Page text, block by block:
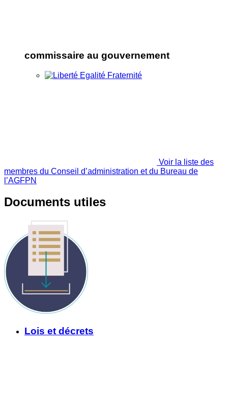
commissaire au gouvernement
Voir la liste des
membres du Conseil d’administration et du Bureau de
l’AGFPN
Documents utiles
Lois et décrets